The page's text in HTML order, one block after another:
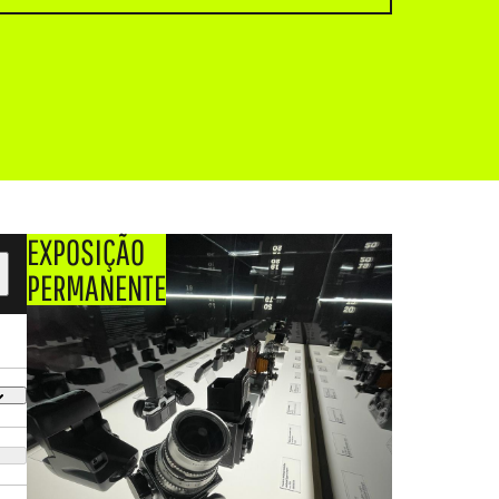
EXPOSIÇÃO
PERMANENTE